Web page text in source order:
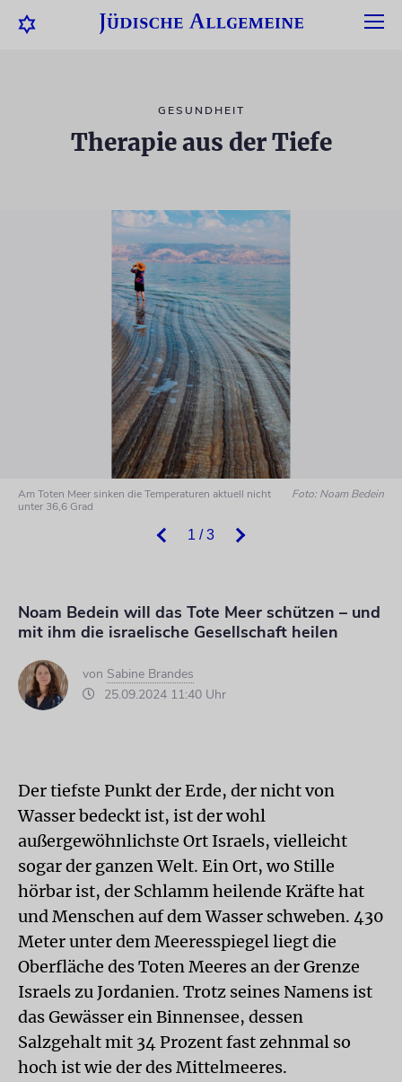
GESUNDHEIT
Therapie aus der Tiefe
1 / 3
Am Toten Meer sinken die Temperaturen aktuell nicht
unter 36,6 Grad
Foto: Noam Bedein
Noam Bedein will das Tote Meer schützen – und
mit ihm die israelische Gesellschaft heilen
von Sabine Brandes
25.09.2024 11:40 Uhr
Der tiefste Punkt der Erde, der nicht von
Wasser bedeckt ist, ist der wohl
außergewöhnlichste Ort Israels, vielleicht
sogar der ganzen Welt. Ein Ort, wo Stille
hörbar ist, der Schlamm heilende Kräfte hat
und Menschen auf dem Wasser schweben. 430
Meter unter dem Meeresspiegel liegt die
Oberfläche des Toten Meeres an der Grenze
Israels zu Jordanien. Trotz seines Namens ist
das Gewässer ein Binnensee, dessen
Salzgehalt mit 34 Prozent fast zehnmal so
hoch ist wie der des Mittelmeeres.